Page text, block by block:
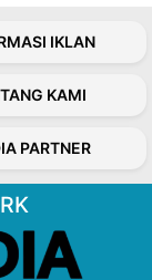
IKLAN
KAMI
PARTNER